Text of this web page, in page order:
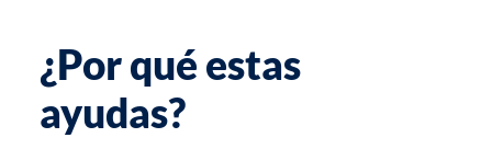
¿Por qué estas
ayudas?